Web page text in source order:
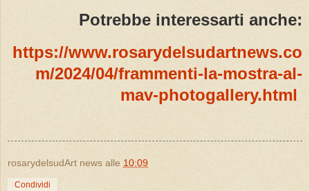
Potrebbe interessarti anche:
https://www.rosarydelsudartnews.co
m/2024/04/frammenti-la-mostra-al-
mav-photogallery.html
rosarydelsudArt news alle 10:09
Condividi